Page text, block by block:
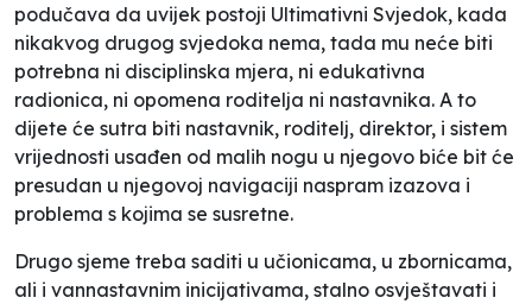
podučava da uvijek postoji Ultimativni Svjedok, kada
nikakvog drugog svjedoka nema, tada mu neće biti
potrebna ni disciplinska mjera, ni edukativna
radionica, ni opomena roditelja ni nastavnika. A to
dijete će sutra biti nastavnik, roditelj, direktor, i sistem
vrijednosti usađen od malih nogu u njegovo biće bit će
presudan u njegovoj navigaciji naspram izazova i
problema s kojima se susretne.
Drugo sjeme treba saditi u učionicama, u zbornicama,
ali i vannastavnim inicijativama, stalno osvještavati i